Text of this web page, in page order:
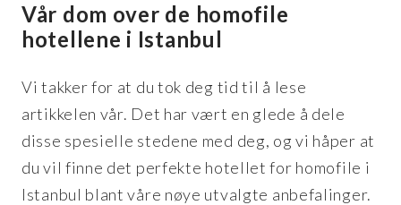
Vår dom over de homofile
hotellene i Istanbul
Vi takker for at du tok deg tid til å lese
artikkelen vår. Det har vært en glede å dele
disse spesielle stedene med deg, og vi håper at
du vil finne det perfekte hotellet for homofile i
Istanbul blant våre nøye utvalgte anbefalinger.